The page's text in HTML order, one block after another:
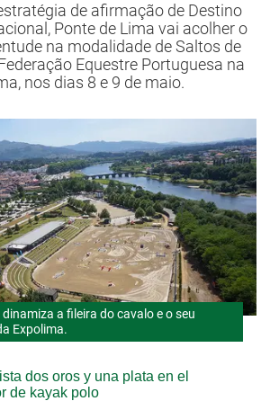
de afirmação de Destino
Ponte de Lima vai acolher o
na modalidade de Saltos de
Equestre Portuguesa na
nos dias 8 e 9 de maio.
a fileira do cavalo e o seu
Expolima.
dos oros y una plata en el
de kayak polo